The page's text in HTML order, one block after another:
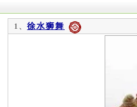
1、 徐水狮舞